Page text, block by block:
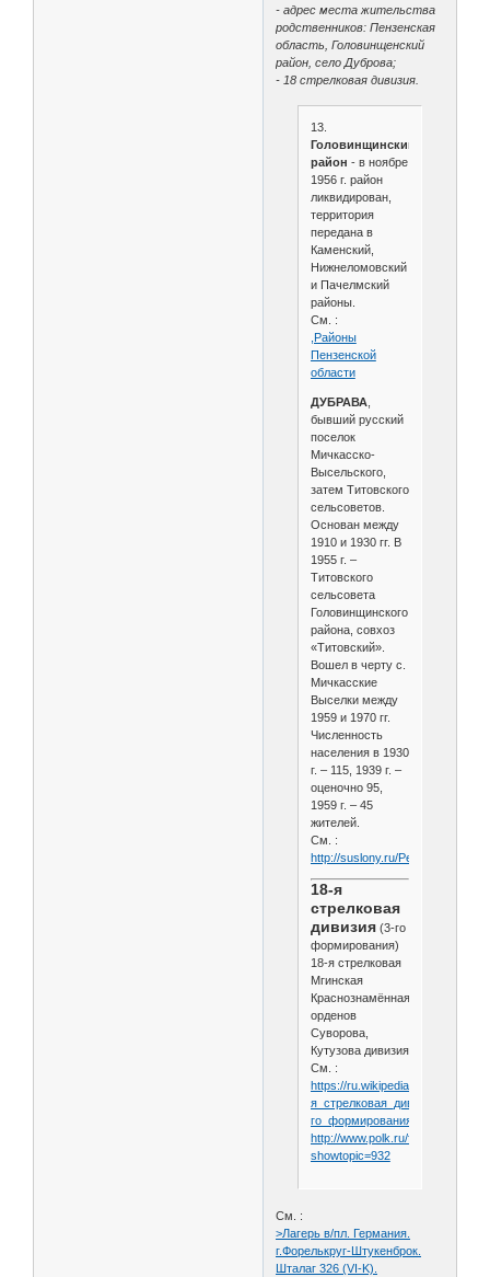
- адрес места жительства
родственников: Пензенская
область, Головинщенский
район, село Дуброва;
- 18 стрелковая дивизия.
13.
Головинщинский
район - в ноябре
1956 г. район
ликвидирован,
территория
передана в
Каменский,
Нижнеломовский
и Пачелмский
районы.
См. :
,Районы
Пензенской
области
ДУБРАВА,
бывший русский
поселок
Мичкасско-
Высельского,
затем Титовского
сельсоветов.
Основан между
1910 и 1930 гг. В
1955 г. –
Титовского
сельсовета
Головинщинского
района, совхоз
«Титовский».
Вошел в черту с.
Мичкасские
Выселки между
1959 и 1970 гг.
Численность
населения в 1930
г. – 115, 1939 г. –
оценочно 95,
1959 г. – 45
жителей.
См. :
http://suslony.ru/Penzagebiet/
18-я
стрелковая
дивизия(3-го
формирования)
18-я стрелковая
Мгинская
Краснознамённая,
орденов
Суворова,
Кутузова дивизия
См. :
https://ru.wikipedia.org/wiki/18-
я_стрелковая_дивизия_(3-
го_формирования)
http://www.polk.ru/forum/
showtopic=932
См. :
>Лагерь в/пл. Германия.
г.Форелькруг-Штукенброк.
Шталаг 326 (VI-K).